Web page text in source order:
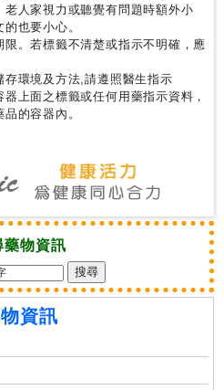
人家視力或聽覺有問題時額外小
也要小心。
。若標籤不清楚或指示不明確，應
存環境及方法,請遵照醫生指示
上面之標籤或任何用藥指示資料，
的容器內。
藥物資訊
資訊